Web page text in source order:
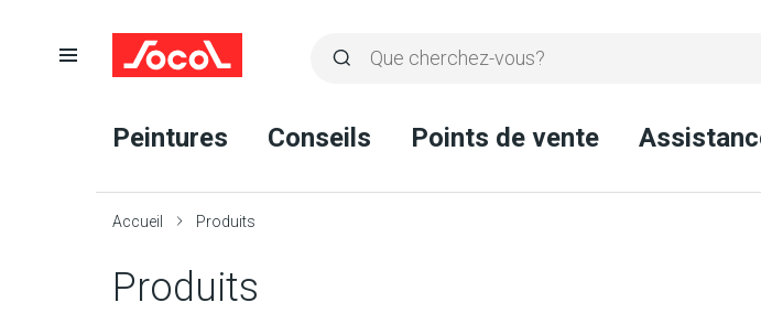
Rechercher
recherche
Ouvrir
Peintures Conseils Points de vente
Accueil Produits
Produits